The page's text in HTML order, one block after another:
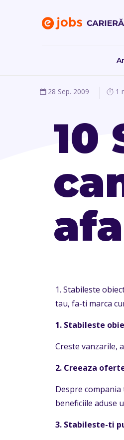
28 Sep. 2009 1
10
1. Stabileste
tau, fa-ti marca
1. Stabileste
Creste vanzarile,
2. Creeaza
Despre
beneficiile aduse
3. Stabileste-ti